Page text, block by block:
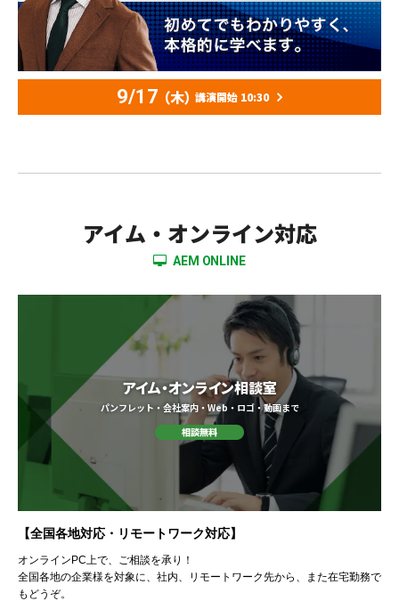
9/17 （木） 講演開始 10:30
アイム・オンライン対応
AEM ONLINE
アイム・オンライン相談室
パンフレット・会社案内・Web・ロゴ・動画まで
【全国各地対応・リモートワーク対応】
オンラインPC上で、ご相談を承り！
全国各地の企業様を対象に、社内、リモートワーク先から、また在宅勤務で
もどうぞ。